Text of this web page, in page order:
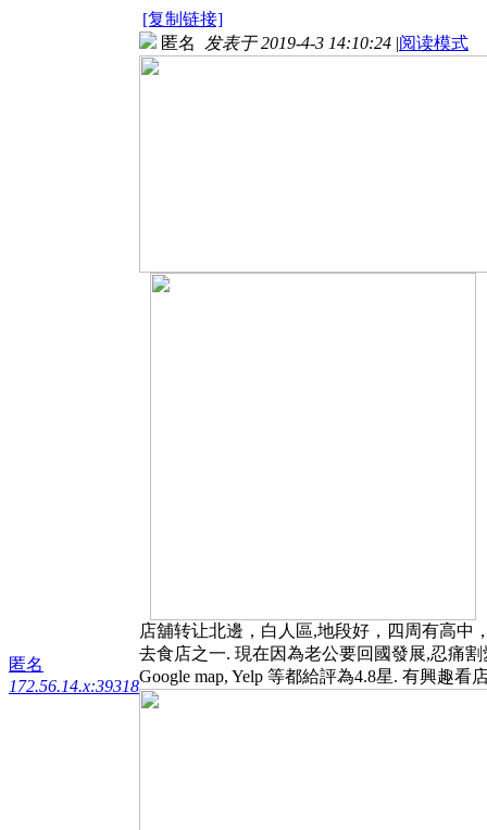
[复制链接]
匿名
172.56.14.x:39318
匿名 发表于 2019-4-3 14:10:24 |阅读模式
店舖转让北邊，白人區,地段好，四周有高中
去食店之一. 現在因為老公要回國發展,忍痛割
Google map, Yelp 等都給評為4.8星. 有興趣看